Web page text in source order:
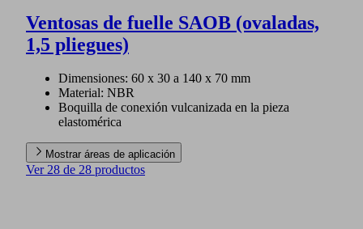
Ventosas de fuelle SAOB (ovaladas,
1,5 pliegues)
Dimensiones: 60 x 30 a 140 x 70 mm
Material: NBR
Boquilla de conexión vulcanizada en la pieza
elastomérica
Mostrar áreas de aplicación
Ver 28 de 28 productos